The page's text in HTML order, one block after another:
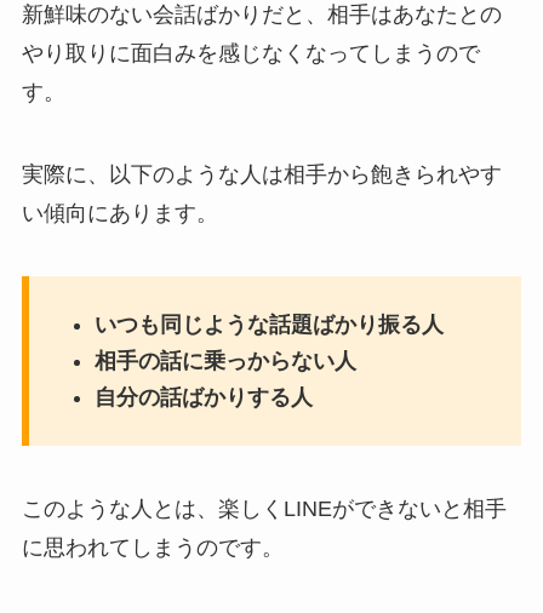
新鮮味のない会話ばかりだと、相手はあなたとの
やり取りに面白みを感じなくなってしまうので
す。
実際に、以下のような人は相手から飽きられやす
い傾向にあります。
いつも同じような話題ばかり振る人
相手の話に乗っからない人
自分の話ばかりする人
このような人とは、楽しくLINEができないと相手
に思われてしまうのです。